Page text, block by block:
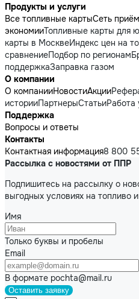
Продукты и услуги
Все топливные картыСеть
экономииТопливные карты для
карты в МосквеИндекс цен на
сравнениеПодбор по регионам
поддержкаЗаправка газом
О компании
О компанииНовостиАкции
историиПартнерыСтатьиРабота
Поддержка
Вопросы и ответы
Контакты
Контактная информация8 800
Рассылка с новостями от ППР
Подпишитесь на рассылку о
выгодных условиях на топливо
Имя
Только буквы и пробелы
Email
В формате pochta@mail.ru
Оставить заявку